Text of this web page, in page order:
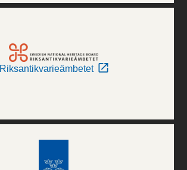
Riksantikvarieämbetet